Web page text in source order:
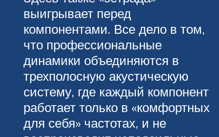
выигрывает перед
компонентами. Все дело в том,
что профессиональные
динамики объединяются в
трехполосную акустическую
систему, где каждый компонент
работает только в «комфортных
для себя» частотах, и не